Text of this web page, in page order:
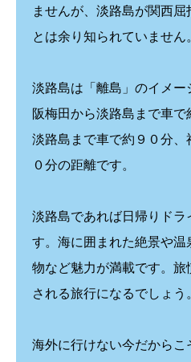
ませんが、淡路島が関西
とは余り知られていません。
淡路島は「離島」のイメー
阪梅田から淡路島まで車で
淡路島まで車で約９０分、
０分の距離です。
淡路島であれば日帰りドラ
す。海に囲まれた絶景や
物など魅力が満載です。
される旅行になるでしょう。
海外に行けない今だから